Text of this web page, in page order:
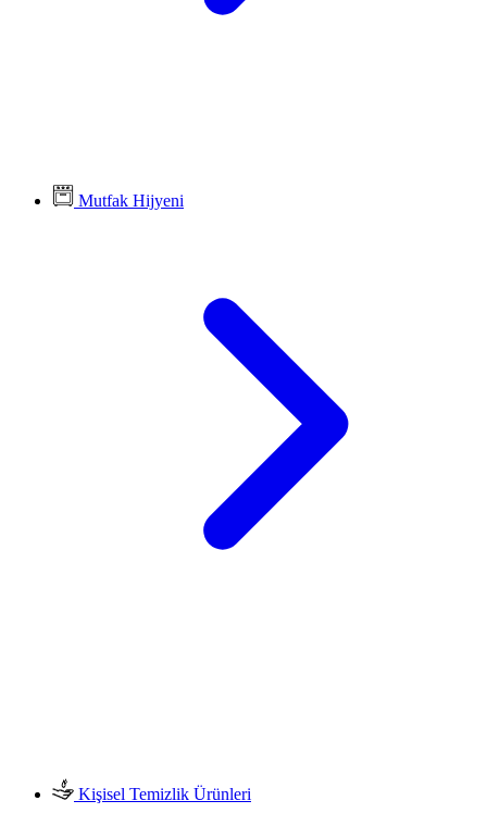
Mutfak Hijyeni
Kişisel Temizlik Ürünleri